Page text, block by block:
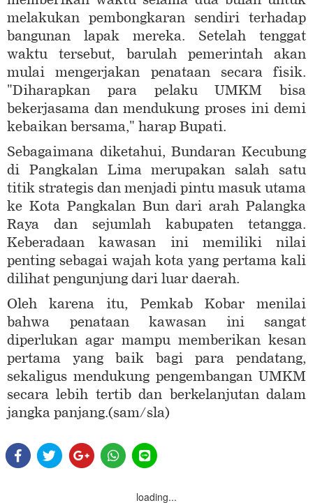
melakukan pembongkaran sendiri terhadap
bangunan lapak mereka. Setelah tenggat
waktu tersebut, barulah pemerintah akan
mulai mengerjakan penataan secara fisik.
"Diharapkan para pelaku UMKM bisa
bekerjasama dan mendukung proses ini demi
kebaikan bersama," harap Bupati.
Sebagaimana diketahui, Bundaran Kecubung
di Pangkalan Lima merupakan salah satu
titik strategis dan menjadi pintu masuk utama
ke Kota Pangkalan Bun dari arah Palangka
Raya dan sejumlah kabupaten tetangga.
Keberadaan kawasan ini memiliki nilai
penting sebagai wajah kota yang pertama kali
dilihat pengunjung dari luar daerah.
Oleh karena itu, Pemkab Kobar menilai
bahwa penataan kawasan ini sangat
diperlukan agar mampu memberikan kesan
pertama yang baik bagi para pendatang,
sekaligus mendukung pengembangan UMKM
secara lebih tertib dan berkelanjutan dalam
jangka panjang.(sam/sla)
loading...